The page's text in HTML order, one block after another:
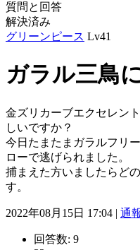
質問と回答
解決済み
グリーンピース Lv41
ガラル三鳥
金ズリカーブエクセレン
しいですか？
今日たまたまガラルフリ
ローで逃げられました。
捕まえた方いましたらど
す。
2022年08月15日 17:04 | 通
回答数: 9